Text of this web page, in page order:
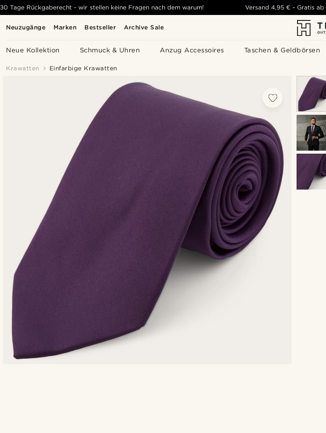
Neuzugänge Marken Bestseller Archive Sale
Neue Kollektion Schmuck & Uhren Anzug Accessoires Taschen & Geldbörsen
30 Tage Rückgaberecht - wir stellen keine Fragen nach dem warum! Versand 4,95 € -Gratis ab
Krawatten Einfarbige Krawatten